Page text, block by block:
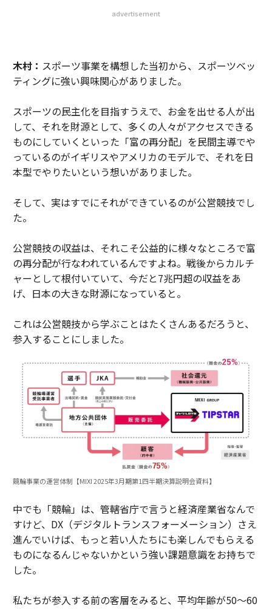
advertisement
木村： スポーツ事業を構想した当初から、スポーツベッ
ティングに強い興味関心がありました。
スポーツの民主化を目指すうえで、お金を出せる人が出
して、それを財源として、多くの人々がアクセスできる
ものにしていくといった「富の再分配」を民間主導でや
っているのがイギリスやアメリカのモデルで、それを日
本型でやりたいという想いがありました。
そして、実はすでにそれができているのが公営競技でし
た。
公営競技の収益は、それこそ公益的に様々なところで富
の再分配が行なわれているんですよね。戦後からカルチ
ャーとして根付いていて、今だと7兆円超の収益をあ
げ、日本の大きな財源になっていると。
これは公営競技から学ぶことはたくさんあるだろうと、
参入することにしました。
競輪事業の運営体制【MIXI 2025年3月期第1四半期決算説明会資料】
中でも「競輪」は、管轄省庁で言うと経済産業省なんで
すけど、DX（デジタルトランスフォーメーション）さえ
進んでいけば、もっと若い人たちにも楽しんでもらえる
ものになるんじゃないかという強い課題意識をお持ちで
した。
私たちが参入する前の客層をみると、平均年齢が50〜60